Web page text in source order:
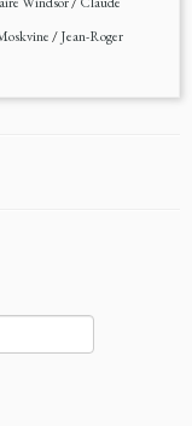
/Jean-Roger